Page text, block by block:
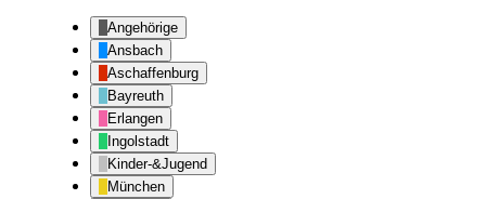
Angehörige
Ansbach
Aschaffenburg
Bayreuth
Erlangen
Ingolstadt
Kinder-&Jugend
München